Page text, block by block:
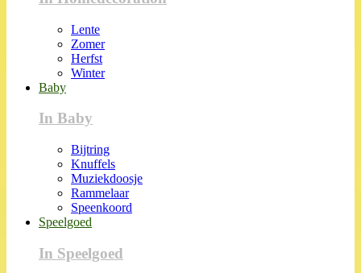
Lente
Zomer
Herfst
Winter
Baby
In Baby
Bijtring
Knuffels
Muziekdoosje
Rammelaar
Speenkoord
Speelgoed
In Speelgoed